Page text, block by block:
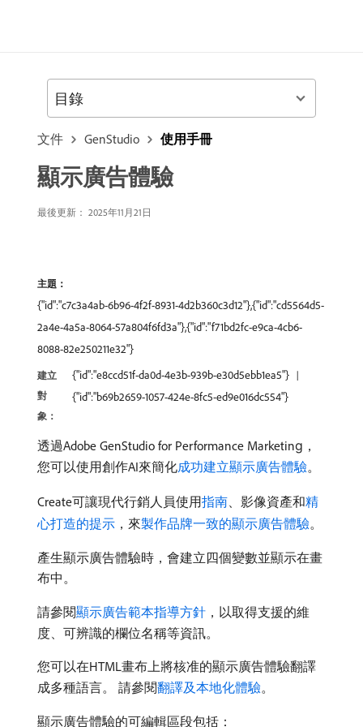
文件 GenStudio 使用手冊
顯示廣告體驗
最後更新： 2025年11月21日
主題：
{"id":"c7c3a4ab-6b96-4f2f-8931-4d2b360c3d12"},{"id":"cd5564d5-
2a4e-4a5a-8064-57a804f6fd3a"},{"id":"f71bd2fc-e9ca-4cb6-
8088-82e250211e32"}
建立
對
象：
{"id":"e8ccd51f-da0d-4e3b-939b-e30d5ebb1ea5"}
{"id":"b69b2659-1057-424e-8fc5-ed9e016dc554"}
透過Adobe GenStudio for Performance Marketing，
您可以使用創作AI來簡化成功建立顯示廣告體驗。
Create可讓現代行銷人員使用指南、影像資產和精
心打造的提示 ，來製作品牌一致的顯示廣告體驗。
產生顯示廣告體驗時，會建立四個變數並顯示在畫
布中。
請參閱顯示廣告範本指導方針 ，以取得支援的維
度、可辨識的欄位名稱等資訊。
您可以在HTML畫布上將核准的顯示廣告體驗翻譯
成多種語言。 請參閱翻譯及本地化體驗。
顯示廣告體驗的可編輯區段包括：
目錄